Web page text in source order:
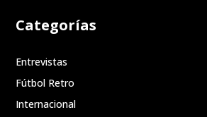
Categorías
Entrevistas
Fútbol Retro
Internacional